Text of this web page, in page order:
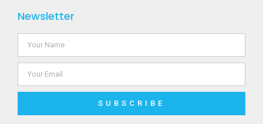
Newsletter
SUBSCRIBE